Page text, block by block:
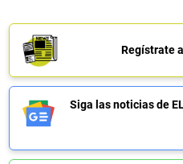
Regístrate
Siga las noticias de